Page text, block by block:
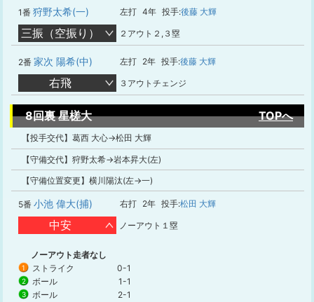
1番 狩野太希(一) 左打 4年 投手:後藤 大輝
三振（空振り） ２アウト２,３塁
2番 家次 陽希(中) 左打 2年 投手:後藤 大輝
右飛 ３アウトチェンジ
8回裏 星槎大 TOPへ
【投手交代】葛西 大心→松田 大輝
【守備交代】狩野太希→岩本昇大(左)
【守備位置変更】横川陽汰(左→一)
5番 小池 偉大(捕) 右打 2年 投手:松田 大輝
中安 ノーアウト１塁
ノーアウト走者なし
1 ストライク 0-1
2 ボール 1-1
3 ボール 2-1